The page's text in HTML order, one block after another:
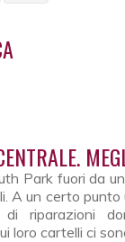
Park fuori da
un certo punto
riparazioni
loro cartelli ci